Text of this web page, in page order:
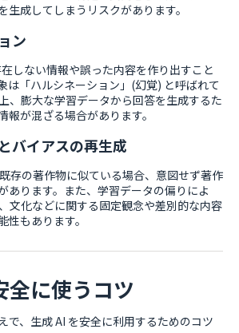
生成してしまうリスクがあります。
ン
しない情報や誤った内容を作り出すこと
は「ハルシネーション」(幻覚) と呼ばれて
、膨大な学習データから回答を生成するた
報が混ざる場合があります。
バイアスの再生成
存の著作物に似ている場合、意図せず著作
あります。また、学習データの偏りによ
文化などに関する固定観念や差別的な内容
性もあります。
全に使うコツ
で、生成 AI を安全に利用するためのコツ